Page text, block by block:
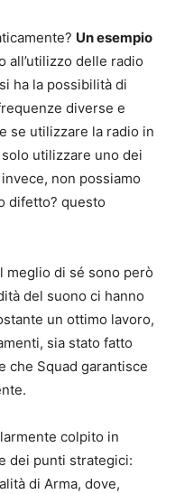
Un esempio
all’utilizzo delle radio
ha la possibilità di
diverse e
se utilizzare la radio in
utilizzare uno dei
non possiamo
difetto? questo
meglio di sé sono però
del suono ci hanno
un ottimo lavoro,
sia stato fatto
che Squad garantisce
colpito in
dei punti strategici:
di Arma, dove,